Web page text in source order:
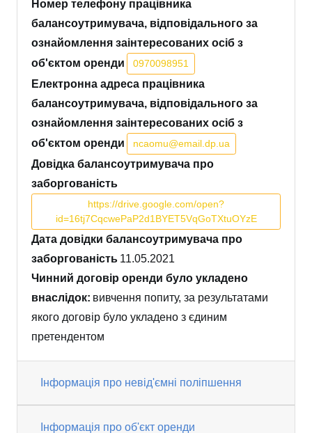
Номер телефону працівника
балансоутримувача, відповідального за
ознайомлення заінтересованих осіб з
об'єктом оренди
0970098951
Електронна адреса працівника
балансоутримувача, відповідального за
ознайомлення заінтересованих осіб з
об'єктом оренди
ncaomu@email.dp.ua
Довідка балансоутримувача про
заборгованість
https://drive.google.com/open?
id=16tj7CqcwePaP2d1BYET5VqGoTXtuOYzE
Дата довідки балансоутримувача про
заборгованість 11.05.2021
Чинний договір оренди було укладено
внаслідок: вивчення попиту, за результатами
якого договір було укладено з єдиним
претендентом
Інформація про невід'ємні поліпшення
Інформація про об'єкт оренди